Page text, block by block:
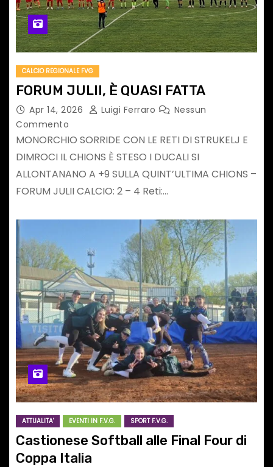
CALCIO REGIONALE FVG
FORUM JULII, È QUASI FATTA
Apr 14, 2026 Luigi Ferraro
Nessun
Commento
MONORCHIO SORRIDE CON LE RETI DI STRUKELJ E
DIMROCI IL CHIONS È STESO I DUCALI SI
ALLONTANANO A +9 SULLA QUINT’ULTIMA CHIONS –
FORUM JULII CALCIO: 2 – 4 Reti:…
ATTUALITA' EVENTI IN F.V.G. SPORT F.V.G.
Castionese Softball alle Final Four di
Coppa Italia